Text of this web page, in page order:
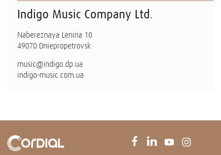
Indigo Music Company Ltd.
Nabereznaya Lenina 10
49070 Dniepropetrovsk
music@indigo.dp.ua
indigo-music.com.ua